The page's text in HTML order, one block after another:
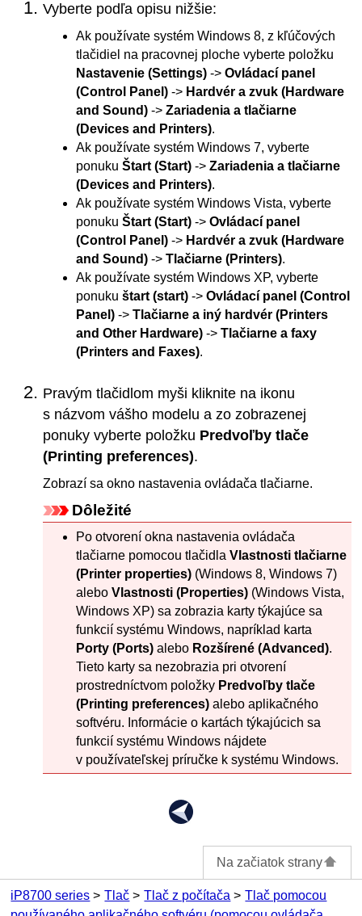
Vyberte podľa opisu nižšie:
Ak používate systém Windows 8, z kľúčových
tlačidiel na pracovnej ploche vyberte položku
Nastavenie (Settings)-> Ovládací panel
(Control Panel)-> Hardvér a zvuk (Hardware
and Sound)-> Zariadenia a tlačiarne
(Devices and Printers).
Ak používate systém Windows 7, vyberte
ponuku Štart (Start)-> Zariadenia a tlačiarne
(Devices and Printers).
Ak používate systém Windows Vista, vyberte
ponuku Štart (Start)-> Ovládací panel
(Control Panel)-> Hardvér a zvuk (Hardware
and Sound)-> Tlačiarne (Printers).
Ak používate systém Windows XP, vyberte
ponuku štart (start)-> Ovládací panel (Control
Panel)-> Tlačiarne a iný hardvér (Printers
and Other Hardware)-> Tlačiarne a faxy
(Printers and Faxes).
Pravým tlačidlom myši kliknite na ikonu
s názvom vášho modelu a zo zobrazenej
ponuky vyberte položku Predvoľby tlače
(Printing preferences).
Zobrazí sa okno nastavenia ovládača tlačiarne.
Dôležité
Po otvorení okna nastavenia ovládača
tlačiarne pomocou tlačidla Vlastnosti tlačiarne
(Printer properties)(Windows 8, Windows 7)
alebo Vlastnosti (Properties)(Windows Vista,
Windows XP) sa zobrazia karty týkajúce sa
funkcií systému Windows, napríklad karta
Porty (Ports)alebo Rozšírené (Advanced).
Tieto karty sa nezobrazia pri otvorení
prostredníctvom položky Predvoľby tlače
(Printing preferences)alebo aplikačného
softvéru. Informácie o kartách týkajúcich sa
funkcií systému Windowsnájdete
v používateľskej príručke k systému Windows.
Na začiatok strany
iP8700 series Tlač Tlač z počítača
Tlač pomocou